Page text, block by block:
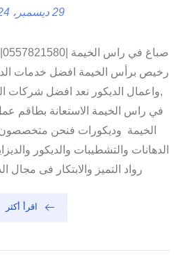
29 ديسمبر، 2024
رخيص برأس الخيمة افضل خدمات
,واعمال الديكور نعد افضل شركات
في راس الخيمة الاستعانة بطاقم
الخيمة وديكورات فنحن متخصصون
الدهانات والتشطيبات والديكور
رواد التميز والابتكار فى مجال
اقرأ أكثر